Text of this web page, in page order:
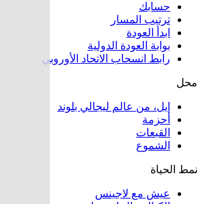
حسابك
ترتيب المسار
ابدأ العودة
بوابة العودة الدولية
رابط انسحاب الاتحاد الأوروبي
محل
إيل، من عالم ليجالي بلوند
أحزمة
القبعات
الشموع
نمط الحياة
عيش مع لاجينس